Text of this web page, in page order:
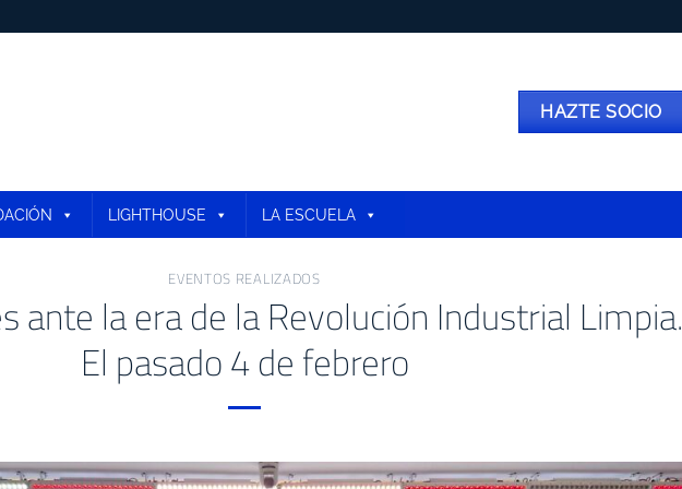
HAZTE SOCIO
LIGHTHOUSE LA ESCUELA
EVENTOS REALIZADOS
ante la era de la Revolución Industrial Limpia.
El pasado 4 de febrero